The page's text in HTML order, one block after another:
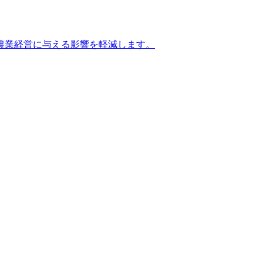
経営に与える影響を軽減します。